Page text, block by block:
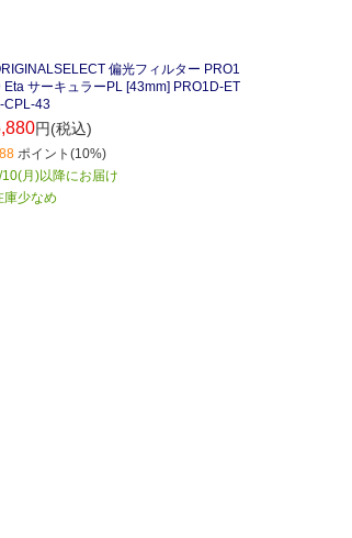
偏光フィルター PRO1
Eta サーキュラーPL [43mm] PRO1D-ET
CPL-43
円(税込)
ポイント(10%)
月)以降にお届け
庫少なめ